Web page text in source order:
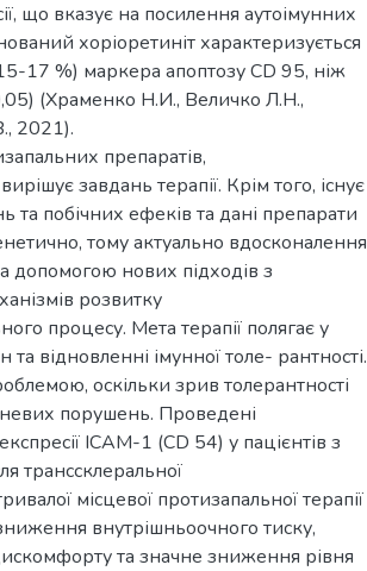
що вказує на посилення аутоімунних
хоріоретиніт характеризується
17 %) маркера апоптозу CD 95, ніж
(Храменко Н.И., Величко Л.Н.,
2021).
препаратів,
завдань терапії. Крім того, існує
побічних ефеків та дані препарати
тому актуально вдосконалення
допомогою нових підходів з
розвитку
процесу. Мета терапії полягає у
та відновленні імунної толе- рантності.
оскільки зрив толерантності
порушень. Проведені
ICAM-1 (CD 54) у пацієнтів з
транссклеральної
місцевої протизапальної терапії
внутрішньоочного тиску,
та значне зниження рівня